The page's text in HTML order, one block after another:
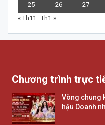
25 26 27
« Th11
Th1 »
Chương trình trực
Vòng chung
hậu Doanh